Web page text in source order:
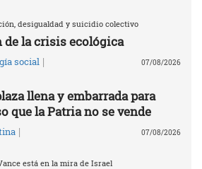
desigualdad y suicidio colectivo
la crisis ecológica
social | 07/08/2026
llena y embarrada para
que la Patria no se vende
| 07/08/2026
está en la mira de Israel